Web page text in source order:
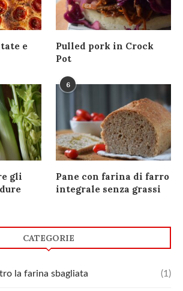
e
Pulled pork in Crock
Pot
gli
6
Pane con farina di farro
integrale senza grassi
CATEGORIE
la farina sbagliata (1)